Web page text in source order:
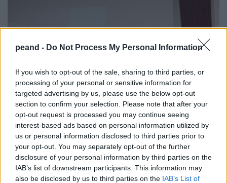
peand - Do Not Process My Personal Information
If you wish to opt-out of the sale, sharing to third parties, or
processing of your personal or sensitive information for
targeted advertising by us, please use the below opt-out
section to confirm your selection. Please note that after your
opt-out request is processed you may continue seeing
interest-based ads based on personal information utilized by
us or personal information disclosed to third parties prior to
your opt-out. You may separately opt-out of the further
disclosure of your personal information by third parties on the
IAB’s list of downstream participants. This information may
also be disclosed by us to third parties on the IAB’s List of
Τεχνητό πάγκρεας: H πρόοδος στην αντιμετώπιση
του ΔΙΑΒΗΤΗ